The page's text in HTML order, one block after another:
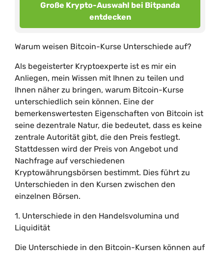
Große Krypto-Auswahl bei Bitpanda
entdecken
Warum weisen Bitcoin-Kurse Unterschiede auf?
Als begeisterter Kryptoexperte ist es mir ein
Anliegen, mein Wissen mit Ihnen zu teilen und
Ihnen näher zu bringen, warum Bitcoin-Kurse
unterschiedlich sein können. Eine der
bemerkenswertesten Eigenschaften von Bitcoin ist
seine dezentrale Natur, die bedeutet, dass es keine
zentrale Autorität gibt, die den Preis festlegt.
Stattdessen wird der Preis von Angebot und
Nachfrage auf verschiedenen
Kryptowährungsbörsen bestimmt. Dies führt zu
Unterschieden in den Kursen zwischen den
einzelnen Börsen.
1. Unterschiede in den Handelsvolumina und
Liquidität
Die Unterschiede in den Bitcoin-Kursen können auf